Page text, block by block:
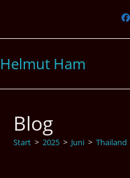
springen
Helmut Ham
Blog
Start > 2025 > Juni > Thailand